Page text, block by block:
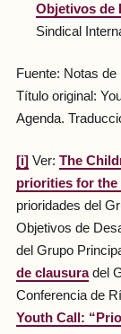
Objetivos de
Sindical
Fuente: Notas
Título original:
Agenda.
[i] Ver: The
priorities for the
prioridades del
Objetivos de
del Grupo
de clausuradel
Conferencia de
Youth Call: